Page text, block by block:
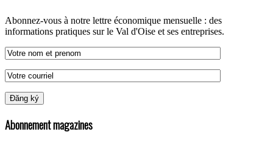
Abonnez-vous à notre lettre économique mensuelle : des
informations pratiques sur le Val d'Oise et ses entreprises.
Abonnement magazines